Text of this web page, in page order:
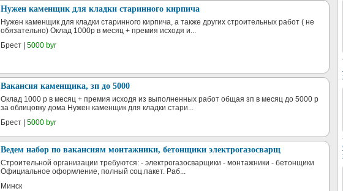
Нужен каменщик для кладки старинного кирпича
Нужен каменщик для кладки старинного кирпича, а также других строительных работ ( не
обязательно) Оклад 1000р в месяц + премия исходя и...
Брест | 5000 byr
Вакансия каменщика, зп до 5000
Оклад 1000 р в месяц + премия исходя из выполненных работ общая зп в месяц до 5000 р
за облицовку дома Нужен каменщик для кладки стари...
Брест | 5000 byr
Ведем набор по вакансиям монтажники, бетонщики электрогазосварщ
Строительной организации требуются: - электрогазосварщики - монтажники - бетонщики
Официальное оформление, полный соц.пакет. Раб...
Минск